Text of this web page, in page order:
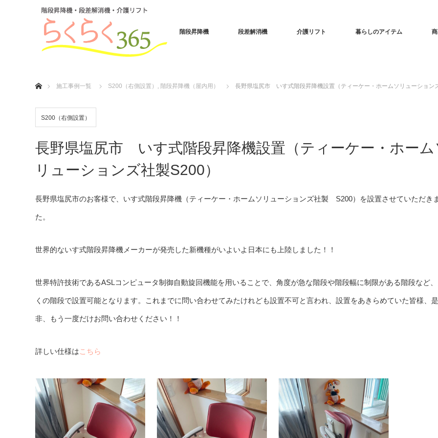
階段昇降機 段差解消機 介護リフト 暮らしのアイテム
施工事例一覧
S200（右側設置） , 階段昇降機（屋内用） 長野県塩尻市 いす式階段昇降機設置（ティーケー・ホームソリューション
S200（右側設置）
長野県塩尻市 いす式階段昇降機設置（ティーケー・ホーム
リューションズ社製S200）
長野県塩尻市のお客様で、いす式階段昇降機（ティーケー・ホームソリューションズ社製 S200）を設置させていただき
た。
世界的ないす式階段昇降機メーカーが発売した新機種がいよいよ日本にも上陸しました！！
世界特許技術であるASLコンピュータ制御自動旋回機能を用いることで、角度が急な階段や階段幅に制限がある階段など
くの階段で設置可能となります。これまでに問い合わせてみたけれども設置不可と言われ、設置をあきらめていた皆様、是
非、もう一度だけお問い合わせください！！
詳しい仕様はこちら